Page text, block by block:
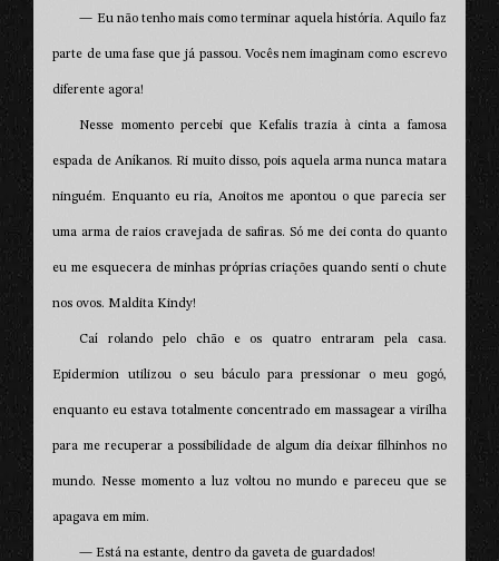
— Eu não tenho mais como terminar aquela história. Aquilo faz
parte de uma fase que já passou. Vocês nem imaginam como escrevo
diferente agora!
Nesse momento percebi que Kefalis trazia à cinta a famosa
espada de Aníkanos. Ri muito disso, pois aquela arma nunca matara
ninguém. Enquanto eu ria, Anoitos me apontou o que parecia ser
uma arma de raios cravejada de safiras. Só me dei conta do quanto
eu me esquecera de minhas próprias criações quando senti o chute
nos ovos. Maldita Kindy!
Caí rolando pelo chão e os quatro entraram pela casa.
Epidermion utilizou o seu báculo para pressionar o meu gogó,
enquanto eu estava totalmente concentrado em massagear a virilha
para me recuperar a possibilidade de algum dia deixar filhinhos no
mundo. Nesse momento a luz voltou no mundo e pareceu que se
apagava em mim.
— Está na estante, dentro da gaveta de guardados!